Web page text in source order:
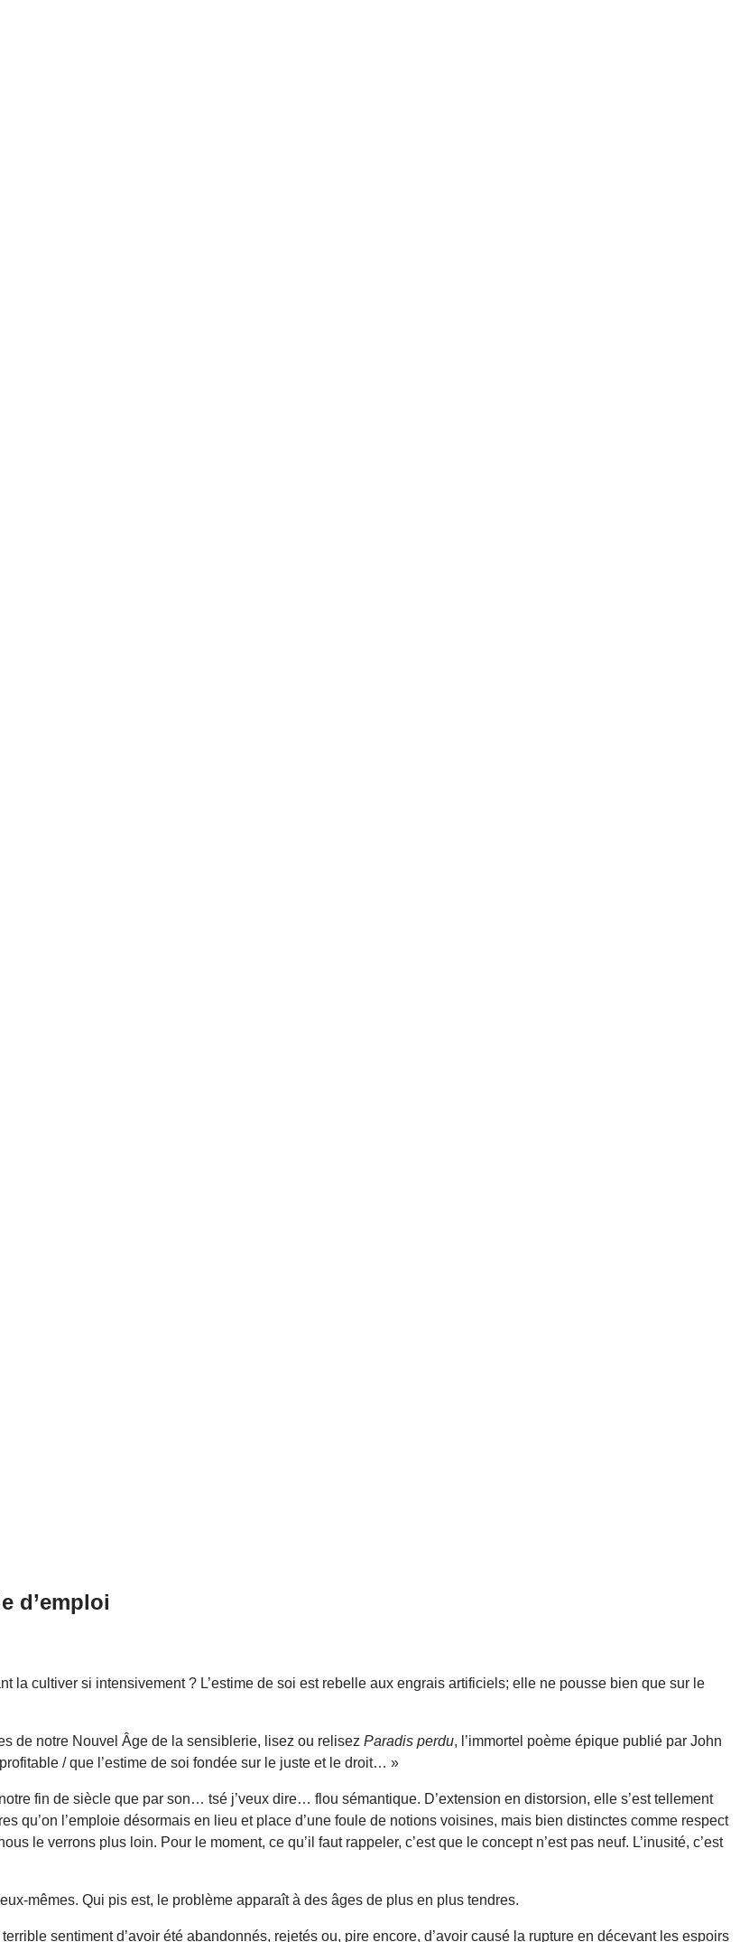
d’emploi
la cultiver si intensivement ? L’estime de soi est rebelle aux engrais artificiels; elle ne pousse bien que sur le
de notre Nouvel Âge de la sensiblerie, lisez ou relisez Paradis perdu, l’immortel poème épique publié par John
/ que l’estime de soi fondée sur le juste et le droit… »
fin de siècle que par son… tsé j’veux dire… flou sémantique. D’extension en distorsion, elle s’est tellement
qu’on l’emploie désormais en lieu et place d’une foule de notions voisines, mais bien distinctes comme respect
le verrons plus loin. Pour le moment, ce qu’il faut rappeler, c’est que le concept n’est pas neuf. L’inusité, c’est
mêmes. Qui pis est, le problème apparaît à des âges de plus en plus tendres.
sentiment d’avoir été abandonnés, rejetés ou, pire encore, d’avoir causé la rupture en décevant les espoirs